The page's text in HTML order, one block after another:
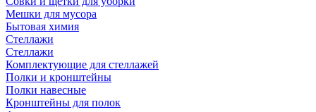
Мешки для мусора
Бытовая химия
Стеллажи
Стеллажи
Комплектующие для стеллажей
Полки и кронштейны
Полки навесные
Кронштейны для полок